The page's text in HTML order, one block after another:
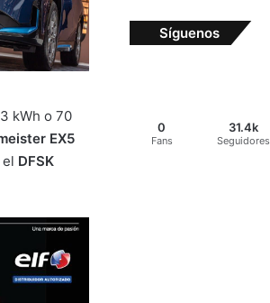
kWh o 70
EX5
DFSK
Síguenos
0
Fans
31.4k
Seguidores